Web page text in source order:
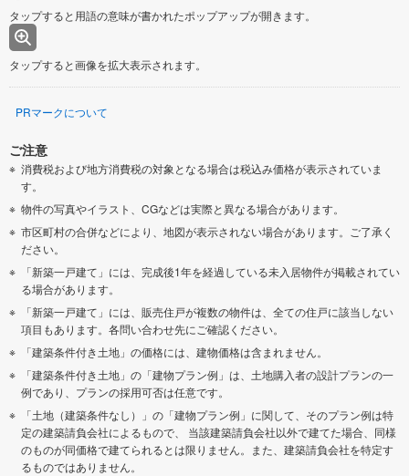
タップすると用語の意味が書かれたポップアップが開きます。
タップすると画像を拡大表示されます。
PRマークについて
ご注意
消費税および地方消費税の対象となる場合は税込み価格が表示されていま
す。
物件の写真やイラスト、CGなどは実際と異なる場合があります。
市区町村の合併などにより、地図が表示されない場合があります。ご了承く
ださい。
「新築一戸建て」には、完成後1年を経過している未入居物件が掲載されてい
る場合があります。
「新築一戸建て」には、販売住戸が複数の物件は、全ての住戸に該当しない
項目もあります。各問い合わせ先にご確認ください。
「建築条件付き土地」の価格には、建物価格は含まれません。
「建築条件付き土地」の「建物プラン例」は、土地購入者の設計プランの一
例であり、プランの採用可否は任意です。
「土地（建築条件なし）」の「建物プラン例」に関して、そのプラン例は特
定の建築請負会社によるもので、 当該建築請負会社以外で建てた場合、同様
のものが同価格で建てられるとは限りません。また、建築請負会社を特定す
るものではありません。